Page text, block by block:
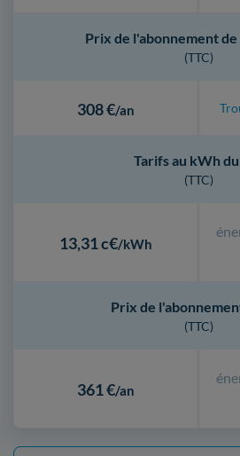
308 €/an
Prix de l'abonnement
(TTC)
13,31 c€/kWh
Tarifs au kWh du
(TTC)
361 €/an
Prix de
(TTC)